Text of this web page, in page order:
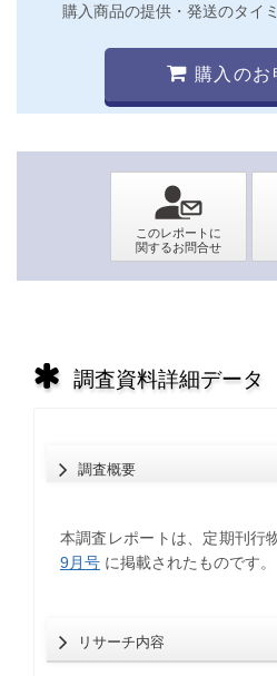
購入商品の提供・発送のタイ
購入のお
調査資料詳細データ
調査概要
本調査レポートは、定期刊行
9月号に掲載されたものです。
リサーチ内容